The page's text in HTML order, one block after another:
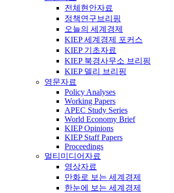
전체현안자료
정책연구브리핑
오늘의 세계경제
KIEP 세계경제 포커스
KIEP 기초자료
KIEP 북경사무소 브리핑
KIEP 델리 브리핑
영문자료
Policy Analyses
Working Papers
APEC Study Series
World Economy Brief
KIEP Opinions
KIEP Staff Papers
Proceedings
멀티미디어자료
영상자료
만화로 보는 세계경제
한눈에 보는 세계경제